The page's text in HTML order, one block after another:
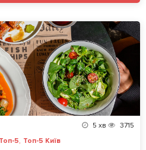
5 хв
3715
Топ-5, Топ-5 Київ